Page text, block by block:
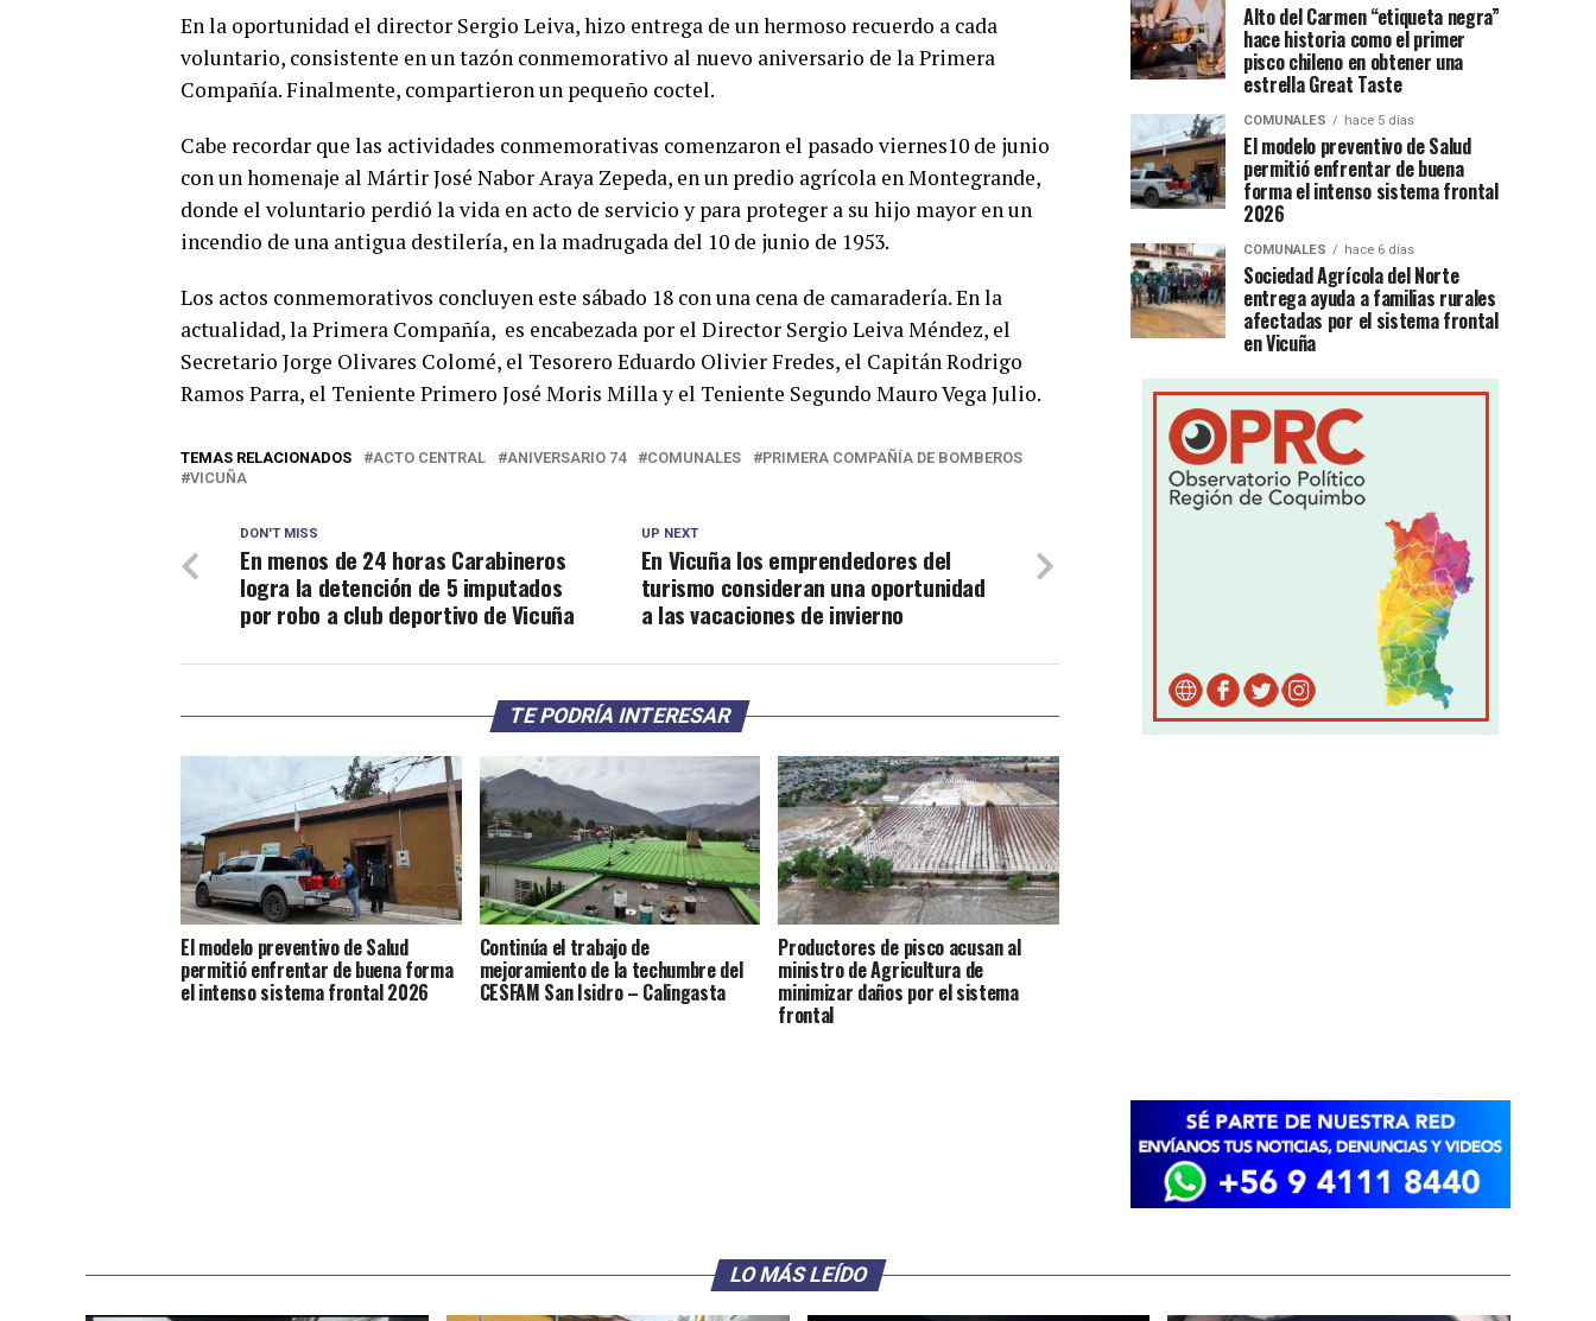
En la oportunidad el director Sergio Leiva, hizo entrega de un hermoso recuerdo a cada
voluntario, consistente en un tazón conmemorativo al nuevo aniversario de la Primera
Compañía. Finalmente, compartieron un pequeño coctel.
Cabe recordar que las actividades conmemorativas comenzaron el pasado viernes10 de junio
con un homenaje al Mártir José Nabor Araya Zepeda, en un predio agrícola en Montegrande,
donde el voluntario perdió la vida en acto de servicio y para proteger a su hijo mayor en un
incendio de una antigua destilería, en la madrugada del 10 de junio de 1953.
Los actos conmemorativos concluyen este sábado 18 con una cena de camaradería. En la
actualidad, la Primera Compañía, es encabezada por el Director Sergio Leiva Méndez, el
Secretario Jorge Olivares Colomé, el Tesorero Eduardo Olivier Fredes, el Capitán Rodrigo
Ramos Parra, el Teniente Primero José Moris Milla y el Teniente Segundo Mauro Vega Julio.
TEMAS RELACIONADOS ACTO CENTRAL ANIVERSARIO 74 COMUNALES
PRIMERA COMPAÑÍA DE BOMBEROS
VICUÑA
UP NEXT
En Vicuña los emprendedores del
turismo consideran una oportunidad
a las vacaciones de invierno
DON'T MISS
En menos de 24 horas Carabineros
logra la detención de 5 imputados
por robo a club deportivo de Vicuña
TE PODRÍA INTERESAR
El modelo preventivo de Salud
permitió enfrentar de buena forma
el intenso sistema frontal 2026
Continúa el trabajo de
mejoramiento de la techumbre del
CESFAM San Isidro – Calingasta
Productores de pisco acusan al
ministro de Agricultura de
minimizar daños por el sistema
frontal
Alto del Carmen “etiqueta negra”
hace historia como el primer
pisco chileno en obtener una
estrella Great Taste
COMUNALES hace 5 días
El modelo preventivo de Salud
permitió enfrentar de buena
forma el intenso sistema frontal
2026
COMUNALES hace 6 días
Sociedad Agrícola del Norte
entrega ayuda a familias rurales
afectadas por el sistema frontal
en Vicuña
LO MÁS LEÍDO